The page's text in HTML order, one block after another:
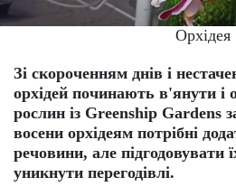
Орхідея
Зі скороченням днів і
орхідей починають в'янути і
рослин із Greenship Gardens
восени орхідеям потрібні
речовини, але підгодовувати
уникнути перегодівлі.